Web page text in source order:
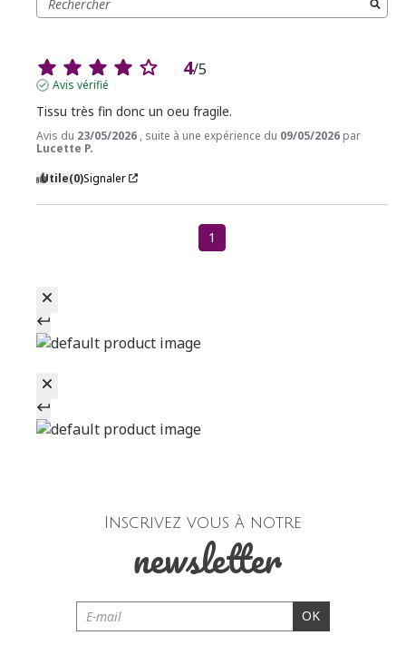
4/5
Avis vérifié
Tissu très fin donc un oeu fragile.
Avis du 23/05/2026 , suite à une expérience du 09/05/2026 par
Lucette P.
Utile(0)Signaler
1
Inscrivez vous à notre
newsletter
OK